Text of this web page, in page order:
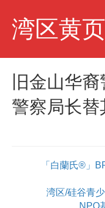
湾区黄
旧金山华
警察局长替
「白蘭氏®」
湾区/硅谷青
NPO